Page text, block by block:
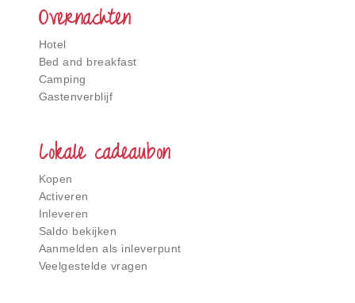
Overnachten
Hotel
Bed and breakfast
Camping
Gastenverblijf
Lokale cadeaubon
Kopen
Activeren
Inleveren
Saldo bekijken
Aanmelden als inleverpunt
Veelgestelde vragen